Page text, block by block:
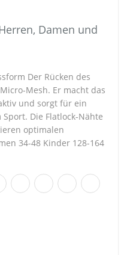
Damen und
Der Rücken des
Mesh. Er macht das
und sorgt für ein
Die Flatlock-Nähte
optimalen
34-48 Kinder 128-164